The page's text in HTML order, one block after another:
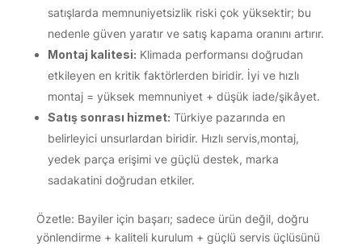
satışlarda memnuniyetsizlik riski çok yüksektir; bu
nedenle güven yaratır ve satış kapama oranını artırır.
Montaj kalitesi: Klimada performansı doğrudan
etkileyen en kritik faktörlerden biridir. İyi ve hızlı
montaj = yüksek memnuniyet + düşük iade/şikâyet.
Satış sonrası hizmet: Türkiye pazarında en
belirleyici unsurlardan biridir. Hızlı servis,montaj,
yedek parça erişimi ve güçlü destek, marka
sadakatini doğrudan etkiler.
Özetle: Bayiler için başarı; sadece ürün değil, doğru
yönlendirme + kaliteli kurulum + güçlü servis üçlüsünü